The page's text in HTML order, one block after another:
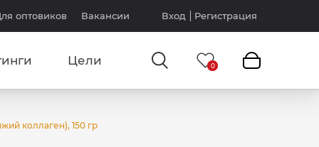
оптовиков Вакансии Вход Регистрация
Цели
коллаген), 150 гр